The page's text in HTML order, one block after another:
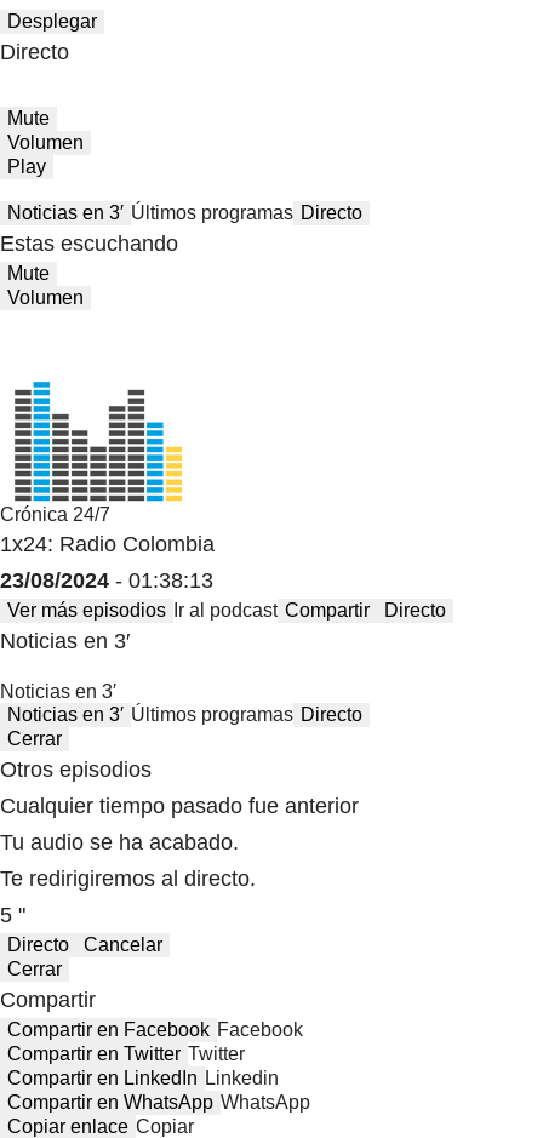
Desplegar
Directo
Mute
Volumen
Play
Noticias en 3′ Últimos programas Directo
Estas escuchando
Mute
Volumen
Crónica 24/7
1x24: Radio Colombia
23/08/2024 - 01:38:13
Ver más episodios Ir al podcast Compartir Directo
Noticias en 3′
Noticias en 3′
Noticias en 3′ Últimos programas Directo
Cerrar
Otros episodios
Cualquier tiempo pasado fue anterior
Tu audio se ha acabado.
Te redirigiremos al directo.
5 "
Directo
Cancelar
Cerrar
Compartir
Compartir en Facebook Facebook
Compartir en Twitter Twitter
Compartir en LinkedIn Linkedin
Compartir en WhatsApp WhatsApp
Copiar enlace Copiar